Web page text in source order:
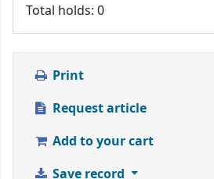
Total holds: 0
Print
Request article
Add to your cart
Save record